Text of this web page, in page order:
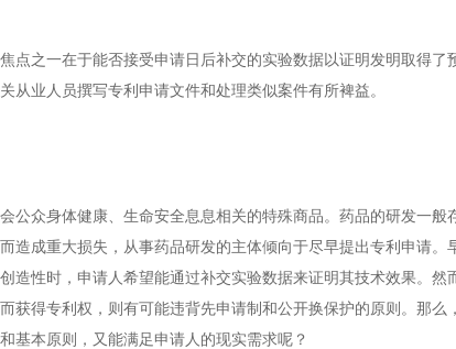
点之一在于能否接受申请日后补交的实验数据以证明发明取得了
从业人员撰写专利申请文件和处理类似案件有所裨益。
众身体健康、生命安全息息相关的特殊商品。药品的研发一般
造成重大损失，从事药品研发的主体倾向于尽早提出专利申请。
造性时，申请人希望能通过补交实验数据来证明其技术效果。然
获得专利权，则有可能违背先申请制和公开换保护的原则。那么
基本原则，又能满足申请人的现实需求呢？